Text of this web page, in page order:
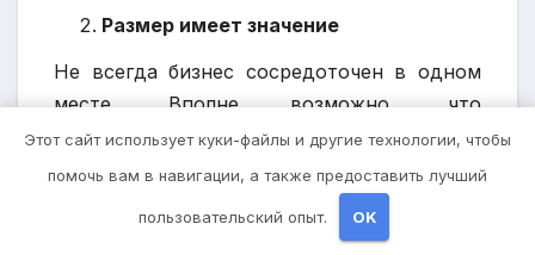
Размер имеет значение
Не всегда бизнес сосредоточен в одном
месте. Вполне возможно, что
родственники умершего знают только об
одной его части. «За кадром» могут
остаться многочисленные банковские
счета, дочерние компании в других
Этот сайт использует куки-файлы и другие технологии, чтобы
помочь вам в навигации, а также предоставить лучший
пользовательский опыт. OK